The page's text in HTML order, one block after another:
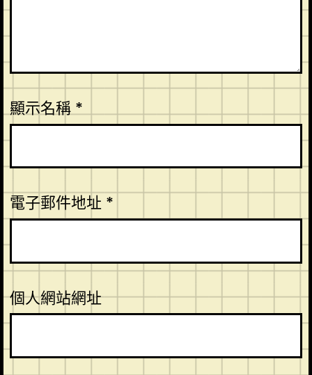
顯示名稱*
電子郵件地址 *
個人網站網址